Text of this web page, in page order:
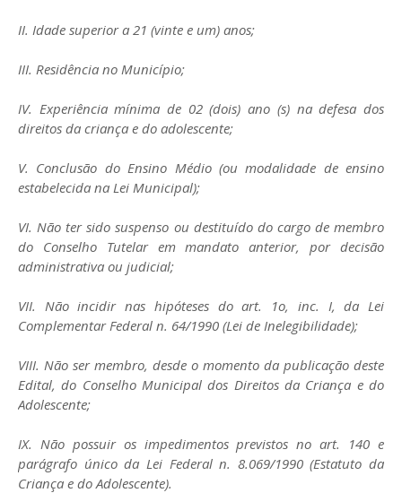
II. Idade superior a 21 (vinte e um) anos;
III. Residência no Município;
IV. Experiência mínima de 02 (dois) ano (s) na defesa dos
direitos da criança e do adolescente;
V. Conclusão do Ensino Médio (ou modalidade de ensino
estabelecida na Lei Municipal);
VI. Não ter sido suspenso ou destituído do cargo de membro
do Conselho Tutelar em mandato anterior, por decisão
administrativa ou judicial;
VII. Não incidir nas hipóteses do art. 1o, inc. I, da Lei
Complementar Federal n. 64/1990 (Lei de Inelegibilidade);
VIII. Não ser membro, desde o momento da publicação deste
Edital, do Conselho Municipal dos Direitos da Criança e do
Adolescente;
IX. Não possuir os impedimentos previstos no art. 140 e
parágrafo único da Lei Federal n. 8.069/1990 (Estatuto da
Criança e do Adolescente).